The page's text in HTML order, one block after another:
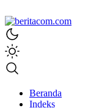
beritacom.com
bestnews
Beranda
Indeks